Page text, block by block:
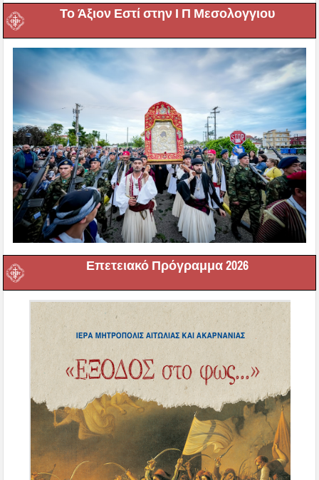
Το Άξιον Εστί στην Ι Π Μεσολογγιου
Επετειακό Πρόγραμμα 2026